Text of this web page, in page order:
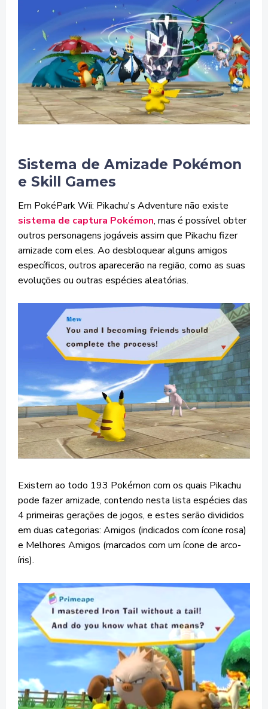
Sistema de Amizade Pokémon
e Skill Games
Em PokéPark Wii: Pikachu's Adventure não existe
sistema de captura Pokémon, mas é possível obter
outros personagens jogáveis assim que Pikachu fizer
amizade com eles. Ao desbloquear alguns amigos
específicos, outros aparecerão na região, como as suas
evoluções ou outras espécies aleatórias.
Existem ao todo 193 Pokémon com os quais Pikachu
pode fazer amizade, contendo nesta lista espécies das
4 primeiras gerações de jogos, e estes serão divididos
em duas categorias: Amigos (indicados com ícone rosa)
e Melhores Amigos (marcados com um ícone de arco-
íris).